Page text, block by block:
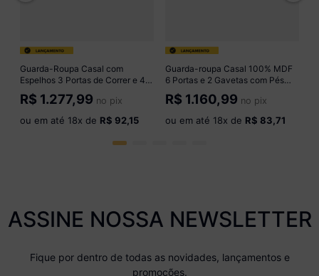
Guarda-Roupa Casal com
Espelhos 3 Portas de Correr e 4
Gavetas 186cm Multimóveis
CR35570 Madeirado/Preto
R$ 1.277,99 no pix
ou em até 18x de R$ 92,15
Guarda-roupa Casal 100% MDF
6 Portas e 2 Gavetas com Pés
180cm Multimóveis CR35520
Madeirado
R$ 1.160,99 no pix
ou em até 18x de R$ 83,71
ASSINE NOSSA NEWSLETTER
Fique por dentro de todas as novidades, lançamentos e
promoções.